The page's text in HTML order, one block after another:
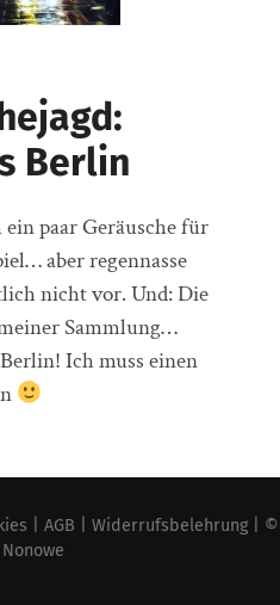
Berlin
paar Geräusche für
aber regennasse
nicht vor. Und: Die
Sammlung…
Ich muss einen
AGB Widerrufsbelehrung| ©
Nonowe